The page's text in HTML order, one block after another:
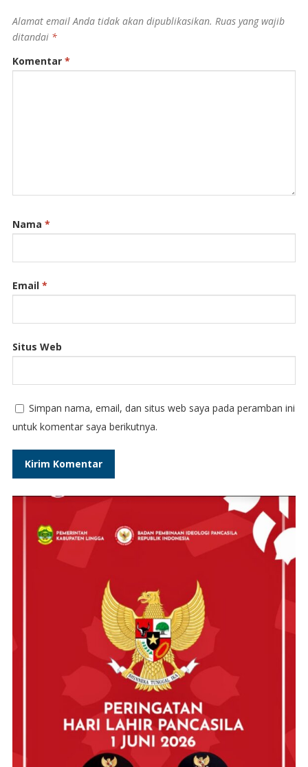
Alamat email Anda tidak akan dipublikasikan. Ruas yang wajib
ditandai *
Komentar *
Nama *
Email *
Situs Web
Simpan nama, email, dan situs web saya pada peramban ini
untuk komentar saya berikutnya.